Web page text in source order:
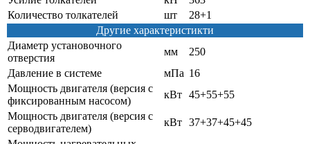
Количество толкателей
шт
28+1
Другие характеристикти
Диаметр установочного
отверстия
мм
250
Давление в системе
мПа 16
Мощность двигателя (версия с
фиксированным насосом)
кВт 45+55+55
Мощность двигателя (версия с
серводвигателем)
кВт 37+37+45+45